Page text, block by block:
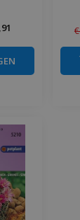
,91 €